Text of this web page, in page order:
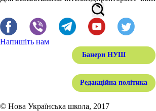
Напишіть нам
Банери НУШ
Редакційна політика
© Нова Українська школа, 2017